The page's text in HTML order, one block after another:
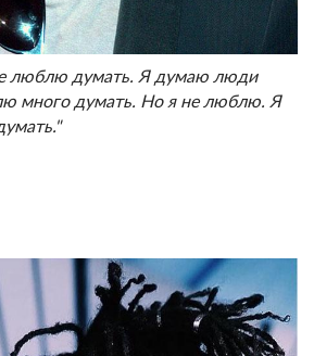
люблю думать. Я думаю люди
много думать. Но я не люблю. Я